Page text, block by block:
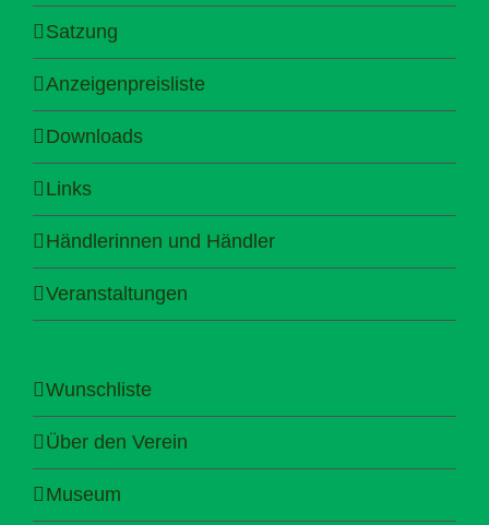
Satzung
Anzeigenpreisliste
Downloads
Links
Händlerinnen und Händler
Veranstaltungen
Wunschliste
Über den Verein
Museum